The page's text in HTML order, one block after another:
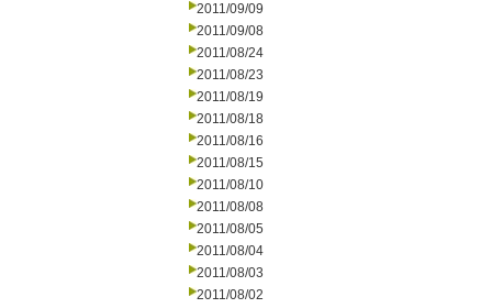
2011/09/09
2011/09/08
2011/08/24
2011/08/23
2011/08/19
2011/08/18
2011/08/16
2011/08/15
2011/08/10
2011/08/08
2011/08/05
2011/08/04
2011/08/03
2011/08/02